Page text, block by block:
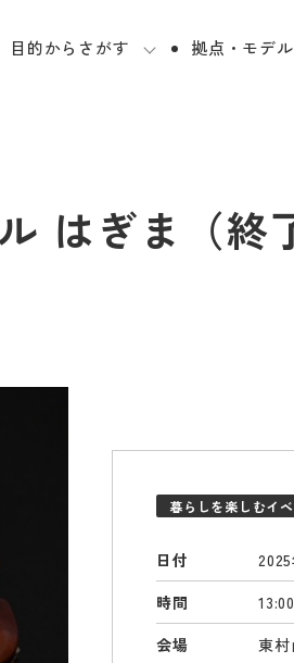
目的からさがす 拠点・モデ
はぎま（終
暮らしを楽しむイ
日付
時間
会場
東村